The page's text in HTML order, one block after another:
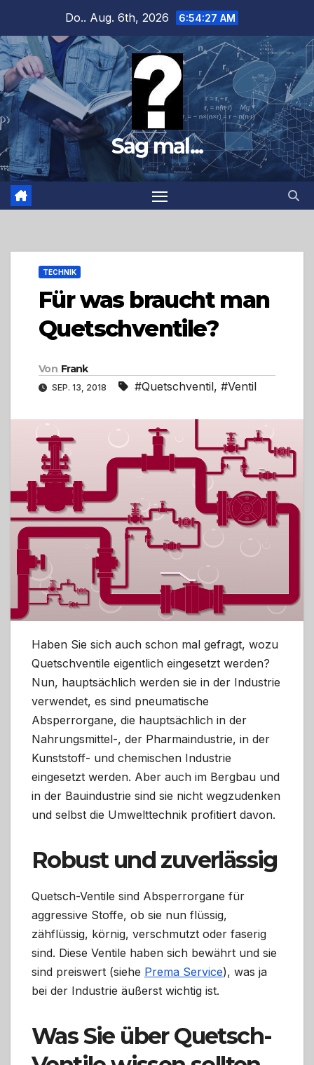
springen
Do.. Aug. 6th, 2026 6:54:28 AM
Sag mal...
TECHNIK
Für was braucht man
Quetschventile?
Von Frank
SEP. 13, 2018 #Quetschventil, #Ventil
Haben Sie sich auch schon mal gefragt, wozu
Quetschventile eigentlich eingesetzt werden?
Nun, hauptsächlich werden sie in der Industrie
verwendet, es sind pneumatische
Absperrorgane, die hauptsächlich in der
Nahrungsmittel-, der Pharmaindustrie, in der
Kunststoff- und chemischen Industrie
eingesetzt werden. Aber auch im Bergbau und
in der Bauindustrie sind sie nicht wegzudenken
und selbst die Umwelttechnik profitiert davon.
Robust und zuverlässig
Quetsch-Ventile sind Absperrorgane für
aggressive Stoffe, ob sie nun flüssig,
zähflüssig, körnig, verschmutzt oder faserig
sind. Diese Ventile haben sich bewährt und sie
sind preiswert (siehe Prema Service), was ja
bei der Industrie äußerst wichtig ist.
Was Sie über Quetsch-